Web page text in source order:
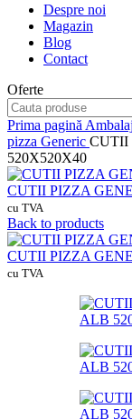
Despre noi
Magazin
Blog
Contact
Oferte
Prima pagină
pizza Generic CUTII
520X520X40
CUTII PIZZA
cu TVA
Back to products
CUTII PIZZA
cu TVA